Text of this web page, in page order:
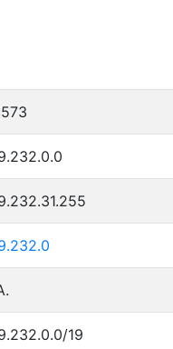
19